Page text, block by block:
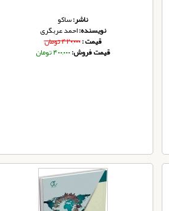
ناشر:ساکو
نویسنده:احمد عربگری
قیمت :۴۲۰,۰۰۰ تومان
قیمت فروش:۴۰۰,۰۰۰ تومان